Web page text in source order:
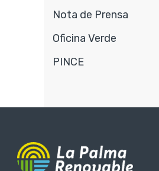
Nota de Prensa
Oficina Verde
PINCE